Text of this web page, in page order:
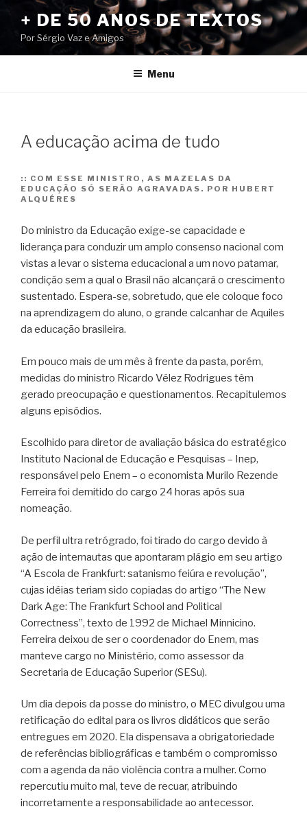
conteúdo
+ DE 50 ANOS DE TEXTOS
Por Sérgio Vaz e Amigos
Menu
A educação acima de tudo
:: COM ESSE MINISTRO, AS MAZELAS DA
EDUCAÇÃO SÓ SERÃO AGRAVADAS. POR HUBERT
ALQUÉRES
Do ministro da Educação exige-se capacidade e
liderança para conduzir um amplo consenso nacional com
vistas a levar o sistema educacional a um novo patamar,
condição sem a qual o Brasil não alcançará o crescimento
sustentado. Espera-se, sobretudo, que ele coloque foco
na aprendizagem do aluno, o grande calcanhar de Aquiles
da educação brasileira.
Em pouco mais de um mês à frente da pasta, porém,
medidas do ministro Ricardo Vélez Rodrigues têm
gerado preocupação e questionamentos. Recapitulemos
alguns episódios.
Escolhido para diretor de avaliação básica do estratégico
Instituto Nacional de Educação e Pesquisas – Inep,
responsável pelo Enem – o economista Murilo Rezende
Ferreira foi demitido do cargo 24 horas após sua
nomeação.
De perfil ultra retrógrado, foi tirado do cargo devido à
ação de internautas que apontaram plágio em seu artigo
“A Escola de Frankfurt: satanismo feiúra e revolução”,
cujas idéias teriam sido copiadas do artigo “The New
Dark Age: The Frankfurt School and Political
Correctness”, texto de 1992 de Michael Minnicino.
Ferreira deixou de ser o coordenador do Enem, mas
manteve cargo no Ministério, como assessor da
Secretaria de Educação Superior (SESu).
Um dia depois da posse do ministro, o MEC divulgou uma
retificação do edital para os livros didáticos que serão
entregues em 2020. Ela dispensava a obrigatoriedade
de referências bibliográficas e também o compromisso
com a agenda da não violência contra a mulher. Como
repercutiu muito mal, teve de recuar, atribuindo
incorretamente a responsabilidade ao antecessor.